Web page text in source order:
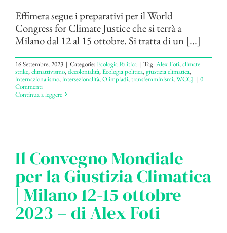
Effimera segue i preparativi per il World
Congress for Climate Justice che si terrà a
Milano dal 12 al 15 ottobre. Si tratta di un [...]
16 Settembre, 2023 | Categorie:Ecologia Politica | Tag:Alex Foti,climate
strike,climattivismo,decolonialità,Ecologia politica,giustizia climatica,
internazionalismo,intersezionalità,Olimpiadi,transfemminismi,WCCJ | 0
Commenti
Continua a leggere
Il Convegno Mondiale
per la Giustizia Climatica
| Milano 12-15 ottobre
2023 – di Alex Foti